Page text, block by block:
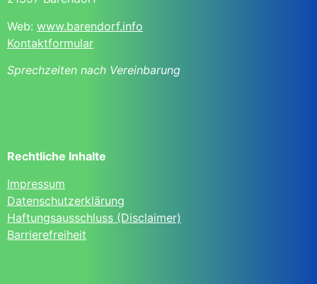
Web: www.barendorf.info
Kontaktformular
Sprechzeiten nach Vereinbarung
Rechtliche Inhalte
Impressum
Datenschutzerklärung
Haftungsausschluss (Disclaimer)
Barrierefreiheit